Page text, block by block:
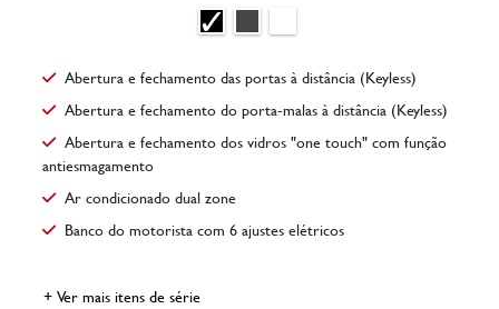
Abertura e fechamento das portas à distância (Keyless)
Abertura e fechamento do porta-malas à distância (Keyless)
Abertura e fechamento dos vidros "one touch" com função
antiesmagamento
Ar condicionado dual zone
Banco do motorista com 6 ajustes elétricos
+ Ver mais itens de série